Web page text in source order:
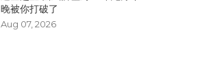
晚被你打破了
Aug 07, 2026